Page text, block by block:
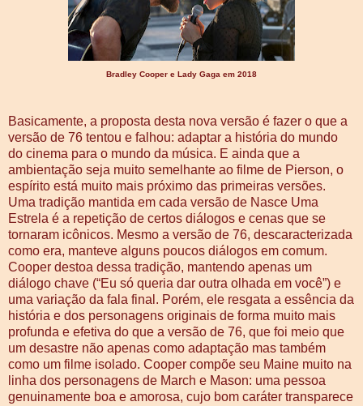
Bradley Cooper e Lady Gaga em 2018
Basicamente, a proposta desta nova versão é fazer o que a
versão de 76 tentou e falhou: adaptar a história do mundo
do cinema para o mundo da música. E ainda que a
ambientação seja muito semelhante ao filme de Pierson, o
espírito está muito mais próximo das primeiras versões.
Uma tradição mantida em cada versão de Nasce Uma
Estrela é a repetição de certos diálogos e cenas que se
tornaram icônicos. Mesmo a versão de 76, descaracterizada
como era, manteve alguns poucos diálogos em comum.
Cooper destoa dessa tradição, mantendo apenas um
diálogo chave (“Eu só queria dar outra olhada em você”) e
uma variação da fala final. Porém, ele resgata a essência da
história e dos personagens originais de forma muito mais
profunda e efetiva do que a versão de 76, que foi meio que
um desastre não apenas como adaptação mas também
como um filme isolado. Cooper compõe seu Maine muito na
linha dos personagens de March e Mason: uma pessoa
genuinamente boa e amorosa, cujo bom caráter transparece